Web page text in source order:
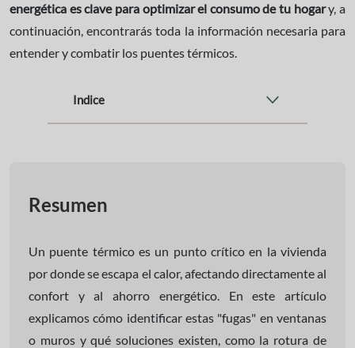
energética es clave para optimizar el consumo de tu hogary, a
continuación, encontrarás toda la información necesaria para
entender y combatir los puentes térmicos.
Indice
Resumen
Un puente térmico es un punto crítico en la vivienda
por donde se escapa el calor, afectando directamente al
confort y al ahorro energético. En este artículo
explicamos cómo identificar estas "fugas" en ventanas
o muros y qué soluciones existen, como la rotura de